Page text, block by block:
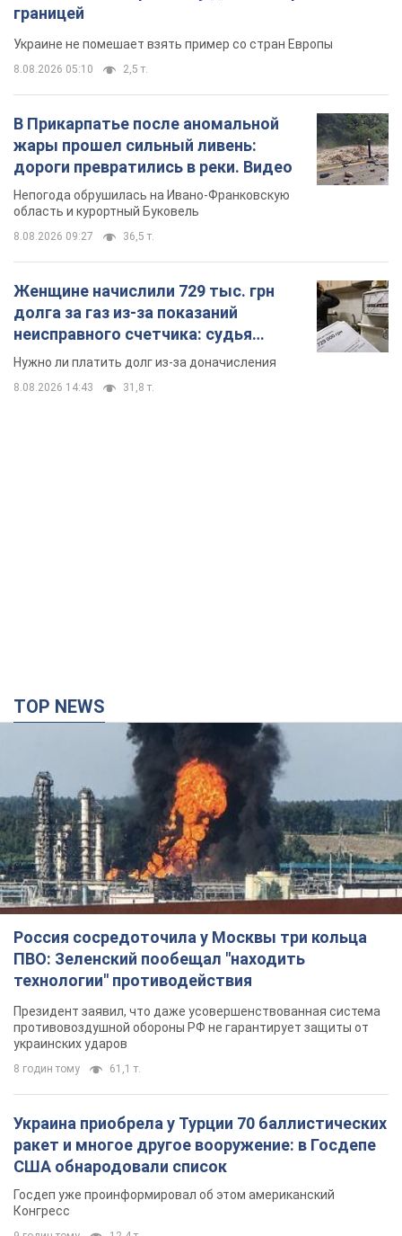
Непогода обрушилась на Ивано-Франковскую
Женщине начислили 729 тыс. грн
долга за газ из-за показаний
неисправного счетчика: судья
вынес неожиданное решение
8.08.2026 14:43 31,8 т.
Россия сосредоточила у Москвы три кольца
ПВО: Зеленский пообещал "находить
технологии" противодействия
Президент заявил, что даже усовершенствованная система
противовоздушной обороны РФ не гарантирует защиты от
украинских ударов
8 годин тому 61,1 т.
Украина приобрела у Турции 70 баллистических
ракет и многое другое вооружение: в Госдепе
США обнародовали список
Госдеп уже проинформировал об этом американский
Конгресс
"Нас услышали лишь одним ухом": в городах
Украины уже 24-й день подряд проходят
митинги в поддержку Федорова. Фото и видео
вернуть Федорова продолжаются до сих пор